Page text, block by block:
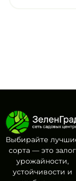
Выбирайте
сорта — это залог
урожайности,
устойчивости и